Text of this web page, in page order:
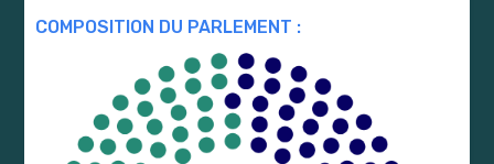
COMPOSITION DU PARLEMENT :